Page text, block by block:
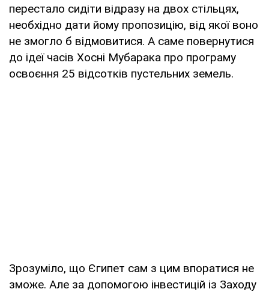
перестало сидіти відразу на двох стільцях,
необхідно дати йому пропозицію, від якої воно
не змогло б відмовитися. А саме повернутися
до ідеї часів Хосні Мубарака про програму
освоєння 25 відсотків пустельних земель.
Зрозуміло, що Єгипет сам з цим впоратися не
зможе. Але за допомогою інвестицій із Заходу